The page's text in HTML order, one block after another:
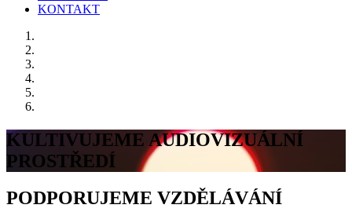
KONTAKT
KULTIVUJEME AUDIOVIZUÁLNÍ
PROSTŘEDÍ
PODPORUJEME VZDĚLÁVÁNÍ